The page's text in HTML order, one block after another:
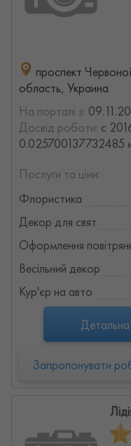
проспект
область, Украина
На порталі з:
Досвід роботи: с
0.025700137732485
Послуги та ціни:
Флористика
Декор для свят
Оформлення
Весільний декор
Кур'єр на авто
Детальна
Запропонувати